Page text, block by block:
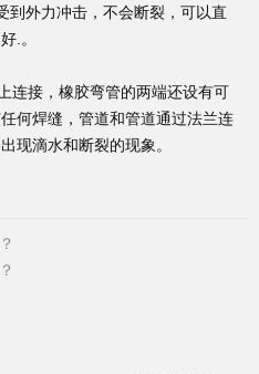
到外力冲击，不会断裂，可以直
.。
接，橡胶弯管的两端还设有可
何焊缝，管道和管道通过法兰连
现滴水和断裂的现象。